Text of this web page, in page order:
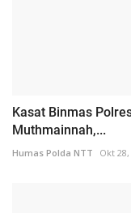
Kasat Binmas
Muthmainnah,...
Humas Polda NTT Okt